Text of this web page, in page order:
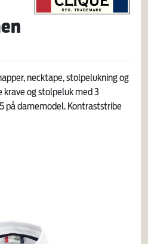
necktape, stolpelukning og
krave og stolpeluk med 3
på damemodel. Kontraststribe